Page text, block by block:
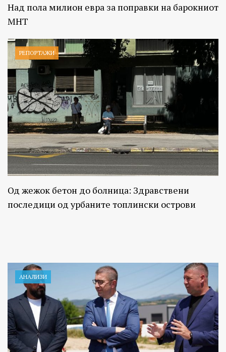
Над пола милион евра за поправки на барокниот
МНТ
РЕПОРТАЖИ
Од жежок бетон до болница: Здравствени
последици од урбаните топлински острови
АНАЛИЗИ